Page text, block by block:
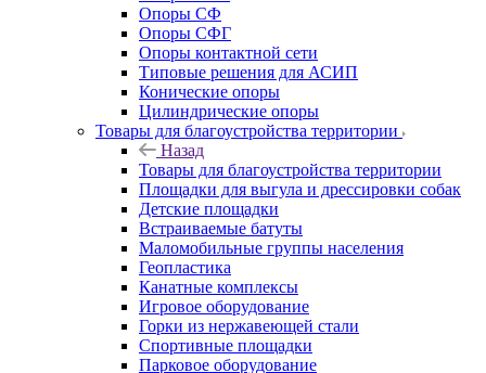
Опоры СФ
Опоры СФГ
Опоры контактной сети
Типовые решения для АСИП
Конические опоры
Цилиндрические опоры
Товары для благоустройства территории
Назад
Товары для благоустройства территории
Площадки для выгула и дрессировки собак
Детские площадки
Встраиваемые батуты
Маломобильные группы населения
Геопластика
Канатные комплексы
Игровое оборудование
Горки из нержавеющей стали
Спортивные площадки
Парковое оборудование